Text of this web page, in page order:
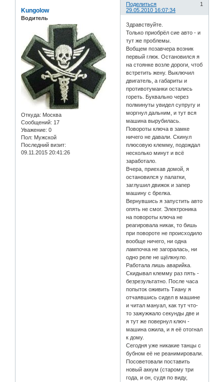
Поделиться
1
29.05.2010 16:07:34
Kungolow
Водитель
Откуда: Москва
Сообщений: 17
Уважение: 0
Пол: Мужской
Последний визит:
09.11.2015 20:41:26
Здравствуйте.
Только приобрёл сие авто - и
тут же проблемы.
Вобщем позавчера возник
первый глюк. Остановился я
на стоянке возле дороги, чтоб
встретить жену. Выключил
двигатель, а габариты и
противотуманки остались
гореть. Буквально через
полминуты увидел супругу и
моргнул дальним, и тут вся
машина вырубилась.
Повороты ключа в замке
ничего не давали. Скинул
плюсовую клемму, подождал
несколько минут и всё
заработало.
Вчера, приехав домой, я
остановился у палатки,
заглушил движок и запер
машину с брелка.
Вернувшись я запустить авто
опять не смог. Электроника
на повороты ключа не
реагировала никак, то бишь
при повороте не происходило
вообще ничего, ни одна
лампочка не загоралась, ни
одно реле не щёлкнуло.
Работала лишь аварийка.
Скидывал клемму раз пять -
безрезультатно. После часа
попыток оживить Тиану я
отчаявшись сидел в машине
и читал мануал, как тут что-
то зажужжало секунды две и
я тут же повернул ключ -
машина ожила, и я её отогнал
к дому.
Сегодня уже никакие танцы с
бубном её не реанимировали.
Посоветовали поставить
новый аккум (старому три
года, и он, судя по виду,